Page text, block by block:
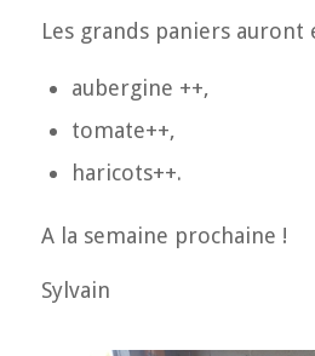
Les grands paniers auront
aubergine ++,
tomate++,
haricots++.
A la semaine prochaine !
Sylvain